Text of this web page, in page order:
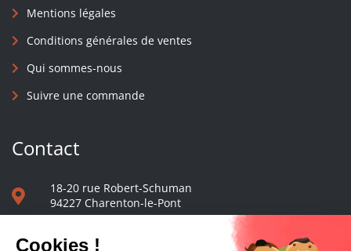
Mentions légales
Conditions générales de ventes
Qui sommes-nous
Suivre une commande
Contact
18-20 rue Robert-Schuman
94227 Charenton-le-Pont